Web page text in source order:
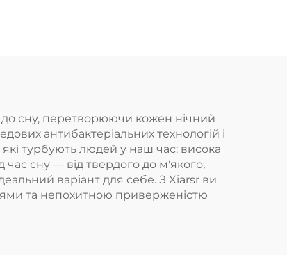
сну, перетворюючи кожен нічний
антибактеріальних технологій і
турбують людей у наш час: висока
час сну — від твердого до м'якого,
варіант для себе. З Xiarsr ви
та непохитною приверженістю